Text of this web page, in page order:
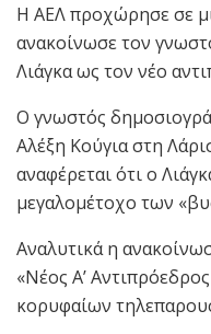
Η ΑΕΛ προχώρησε σε
ανακοίνωσε τον
Λιάγκα ως τον νέο
Ο γνωστός
Αλέξη Κούγια στη
αναφέρεται ότι ο
μεγαλομέτοχο των
Αναλυτικά η
«Νέος Α’
κορυφαίων